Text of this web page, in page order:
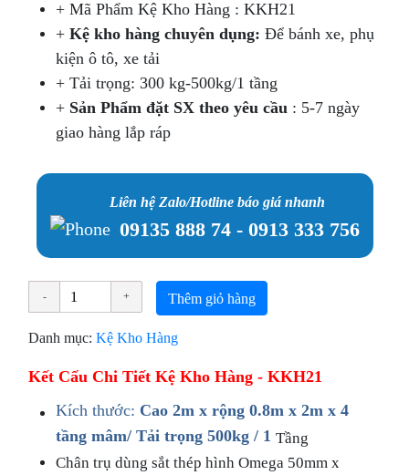
+ Mã Phẩm Kệ Kho Hàng : KKH21
+Kệ kho hàng chuyên dụng: Để bánh xe, phụ
kiện ô tô, xe tải
+ Tải trọng: 300 kg-500kg/1 tầng
+ Sản Phẩm đặt SX theo yêu cầu : 5-7 ngày
giao hàng lắp ráp
Liên hệ Zalo/Hotline báo giá nhanh
09135 888 74 - 0913 333 756
Thêm giỏ hàng
Danh mục:Kệ Kho Hàng
Kết Cấu Chi Tiết Kệ Kho Hàng - KKH21
Kích thước: Cao 2m x rộng 0.8m x 2m x 4
tầng mâm/ Tải trọng 500kg / 1​​​Tầng
Chân trụ dùng sắt thép hình Omega 50mm x